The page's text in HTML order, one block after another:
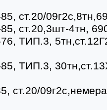
ст.20/
ст.20,3шт-4тн,
ТИП.3,
ТИП.3,
ст.20/